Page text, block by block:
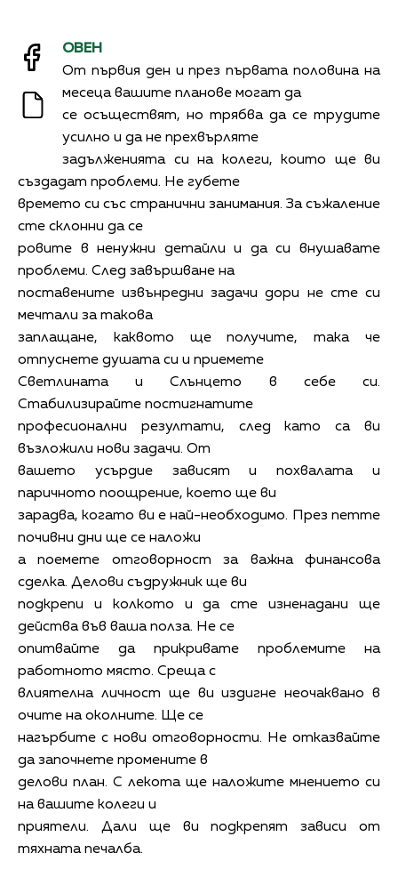
ОВЕН
От първия ден и през първата половина на
месеца вашите планове могат да
се осъществят, но трябва да се трудите
усилно и да не прехвърляте
задълженията си на колеги, които ще ви
създадат проблеми. Не губете
времето си със странични занимания. За съжаление
сте склонни да се
ровите в ненужни детайли и да си внушавате
проблеми. След завършване на
поставените извънредни задачи дори не сте си
мечтали за такова
заплащане, каквото ще получите, така че
отпуснете душата си и приемете
Светлината и Слънцето в себе си.
Стабилизирайте постигнатите
професионални резултати, след като са ви
възложили нови задачи. От
вашето усърдие зависят и похвалата и
паричното поощрение, което ще ви
зарадва, когато ви е най-необходимо. През петте
почивни дни ще се наложи
а поемете отговорност за важна финансова
сделка. Делови съдружник ще ви
подкрепи и колкото и да сте изненадани ще
действа във ваша полза. Не се
опитвайте да прикривате проблемите на
работното място. Среща с
влиятелна личност ще ви издигне неочаквано в
очите на околните. Ще се
нагърбите с нови отговорности. Не отказвайте
да започнете промените в
делови план. С лекота ще наложите мнението си
на вашите колеги и
приятели. Дали ще ви подкрепят зависи от
тяхната печалба.